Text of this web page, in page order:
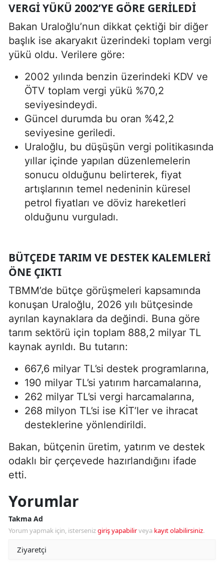
VERGI YÜKÜ 2002’YE GÖRE GERILEDI
Bakan Uraloğlu’nun dikkat çektiği bir diğer
başlık ise akaryakıt üzerindeki toplam vergi
yükü oldu. Verilere göre:
2002 yılında benzin üzerindeki KDV ve
ÖTV toplam vergi yükü %70,2
seviyesindeydi.
Güncel durumda bu oran %42,2
seviyesine geriledi.
Uraloğlu, bu düşüşün vergi politikasında
yıllar içinde yapılan düzenlemelerin
sonucu olduğunu belirterek, fiyat
artışlarının temel nedeninin küresel
petrol fiyatları ve döviz hareketleri
olduğunu vurguladı.
BÜTÇEDE TARIM VE DESTEK KALEMLERI
ÖNE ÇIKTI
TBMM’de bütçe görüşmeleri kapsamında
konuşan Uraloğlu, 2026 yılı bütçesinde
ayrılan kaynaklara da değindi. Buna göre
tarım sektörü için toplam 888,2 milyar TL
kaynak ayrıldı. Bu tutarın:
667,6 milyar TL’si destek programlarına,
190 milyar TL’si yatırım harcamalarına,
262 milyar TL’si vergi harcamalarına,
268 milyon TL’si ise KİT’ler ve ihracat
desteklerine yönlendirildi.
Bakan, bütçenin üretim, yatırım ve destek
odaklı bir çerçevede hazırlandığını ifade
etti.
Yorumlar
Takma Ad
Yorum yapmak için, istersenizgiriş yapabilirveya kayıt olabilirsiniz.